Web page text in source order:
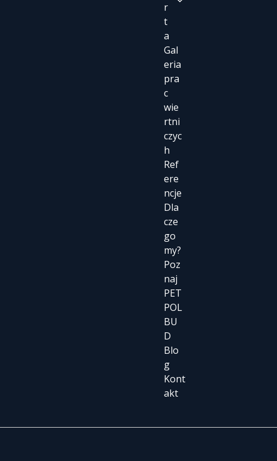
r
t
a
Gal
eria
pra
c
wie
rtni
czyc
h
Ref
ere
ncje
Dla
cze
go
my?
Poz
naj
PET
POL
BU
D
Blo
g
Kont
akt